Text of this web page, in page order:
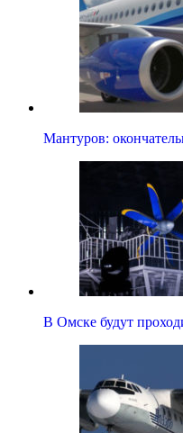
Мантуров:
В Омске будут